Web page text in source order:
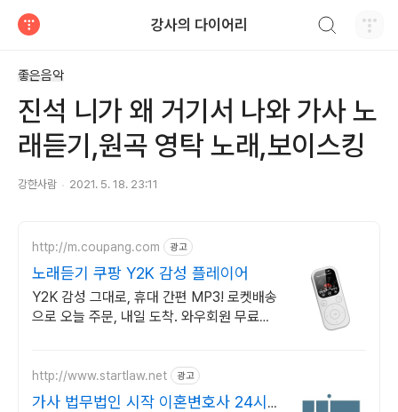
강사의 다이어리
좋은음악
진석 니가 왜 거기서 나와 가사 노
래듣기,원곡 영탁 노래,보이스킹
강한사람 2021. 5. 18. 23:11
http://m.coupang.com 광고
노래듣기 쿠팡 Y2K 감성 플레이어
Y2K 감성 그대로, 휴대 간편 MP3! 로켓배송
으로 오늘 주문, 내일 도착. 와우회원 무료배
http://www.startlaw.net 광고
가사 법무법인 시작 이혼변호사 24시